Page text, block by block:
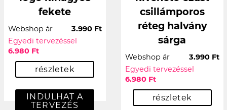
fekete
Webshop ár
3.990 Ft
Egyedi tervezéssel
6.980 Ft
részletek
INDULHAT A
TERVEZÉS
csillámporos
réteg halvány
sárga
Webshop ár
3.990 Ft
Egyedi tervezéssel
6.980 Ft
részletek